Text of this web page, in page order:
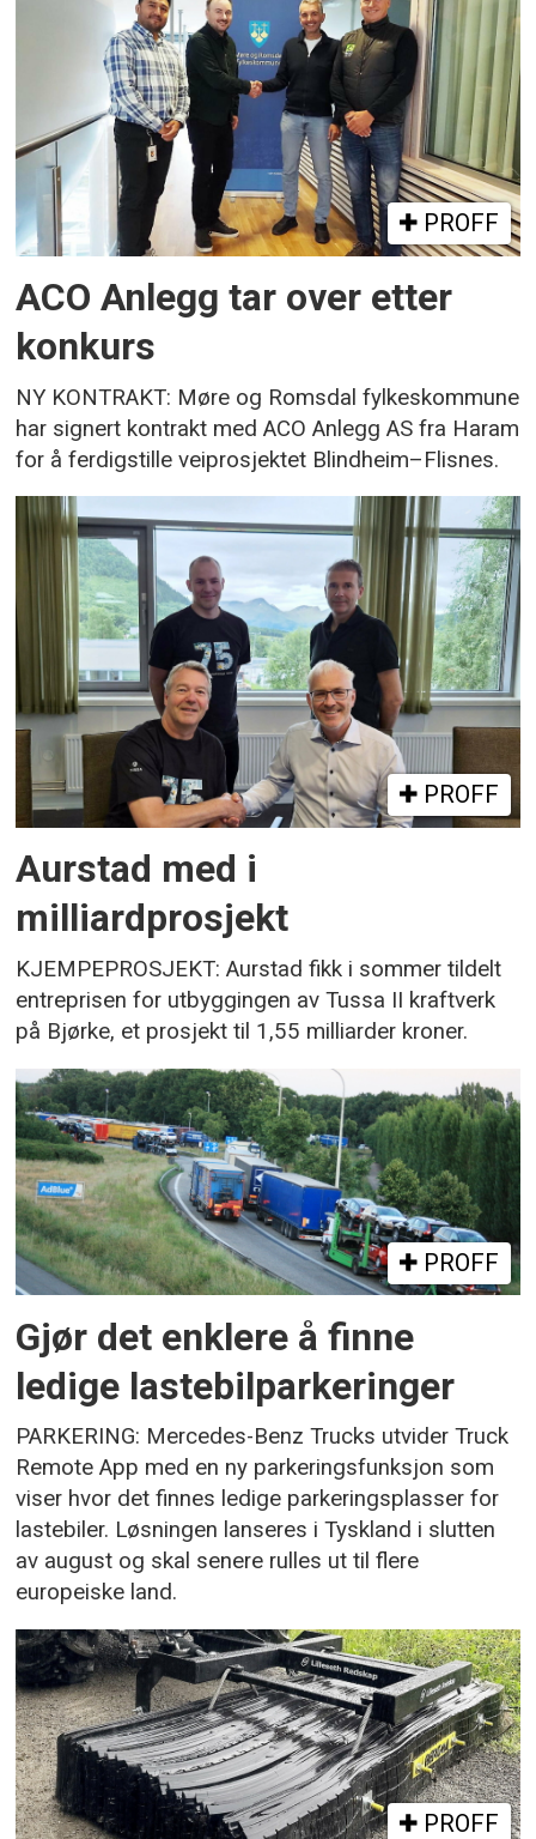
PROFF
ACO Anlegg tar over etter
konkurs
NY KONTRAKT: Møre og Romsdal fylkeskommune
har signert kontrakt med ACO Anlegg AS fra Haram
for å ferdigstille veiprosjektet Blindheim–Flisnes.
PROFF
Aurstad med i
milliardprosjekt
KJEMPEPROSJEKT: Aurstad fikk i sommer tildelt
entreprisen for utbyggingen av Tussa II kraftverk
på Bjørke, et prosjekt til 1,55 milliarder kroner.
PROFF
Gjør det enklere å finne
ledige lastebilparkeringer
PARKERING: Mercedes-Benz Trucks utvider Truck
Remote App med en ny parkeringsfunksjon som
viser hvor det finnes ledige parkeringsplasser for
lastebiler. Løsningen lanseres i Tyskland i slutten
av august og skal senere rulles ut til flere
europeiske land.
PROFF